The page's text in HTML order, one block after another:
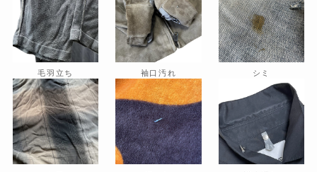
毛羽立ち 袖口汚れ シミ